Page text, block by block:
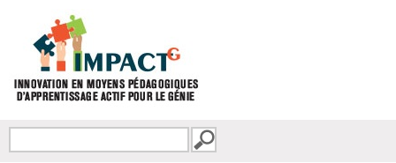
FORMULAIRE DE